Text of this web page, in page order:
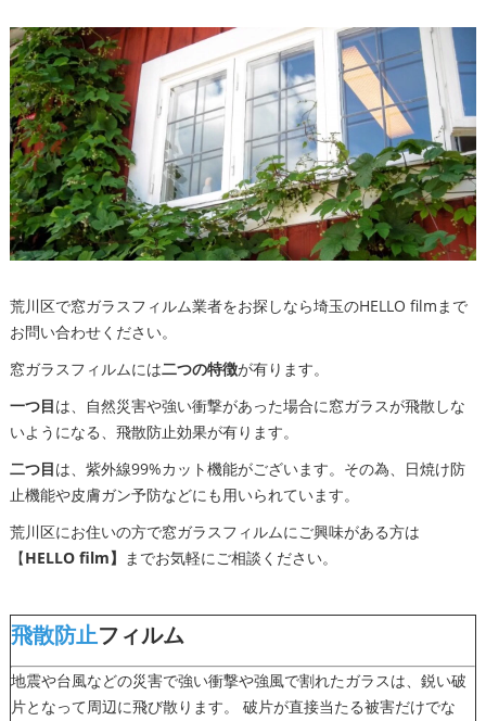
荒川区で窓ガラスフィルム業者をお探しなら埼玉のHELLO filmまで
お問い合わせください。
窓ガラスフィルムには二つの特徴が有ります。
一つ目は、自然災害や強い衝撃があった場合に窓ガラスが飛散しな
いようになる、飛散防止効果が有ります。
二つ目は、紫外線99%カット機能がございます。その為、日焼け防
止機能や皮膚ガン予防などにも用いられています。
荒川区にお住いの方で窓ガラスフィルムにご興味がある方は
【HELLO film】 までお気軽にご相談ください。
飛散防止フィルム
地震や台風などの災害で強い衝撃や強風で割れたガラスは、鋭い破
片となって周辺に飛び散ります。 破片が直接当たる被害だけでな